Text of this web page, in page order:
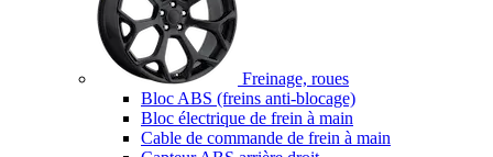
Freinage, roues
Bloc ABS (freins anti-blocage)
Bloc électrique de frein à main
Cable de commande de frein à main